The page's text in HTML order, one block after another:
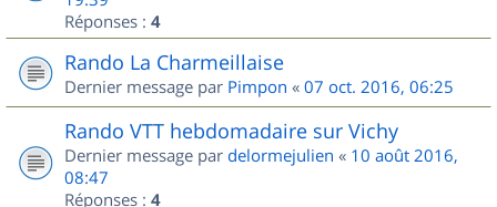
Réponses : 4
Rando La Charmeillaise
Dernier message par Pimpon « 07 oct. 2016, 06:25
Rando VTT hebdomadaire sur Vichy
Dernier message par delormejulien « 10 août 2016,
08:47
Réponses : 4